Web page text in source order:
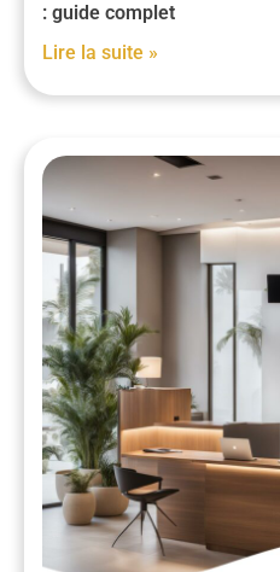
: guide complet
Lire la suite »